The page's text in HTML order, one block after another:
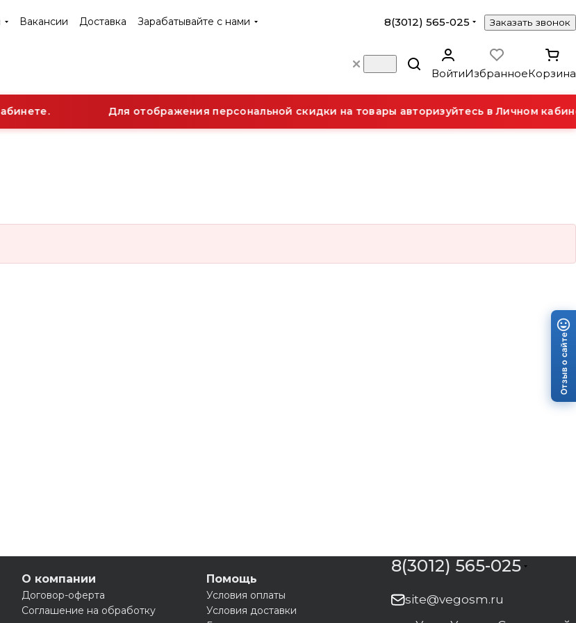
Вакансии Доставка Зарабатывайте с нами 8(3012) 565-025 Заказать звонок
ВойтиИзбранноеКорзина
Для отображения персональной скидки на товары авторизуйтесь в Личном
О компании
Договор-оферта
Соглашение на обработку
Помощь
Условия оплаты
Условия доставки
8(3012) 565-025
site@vegosm.ru
Отзыв о сайте